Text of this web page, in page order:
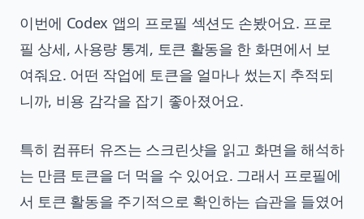
이번에 Codex 앱의 프로필 섹션도 손봤어요. 프로
필 상세, 사용량 통계, 토큰 활동을 한 화면에서 보
여줘요. 어떤 작업에 토큰을 얼마나 썼는지 추적되
니까, 비용 감각을 잡기 좋아졌어요.
특히 컴퓨터 유즈는 스크린샷을 읽고 화면을 해석하
는 만큼 토큰을 더 먹을 수 있어요. 그래서 프로필에
서 토큰 활동을 주기적으로 확인하는 습관을 들였어